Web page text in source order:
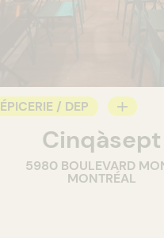
ÉPICERIE / DEP
COMPTOIR
CAVISTE
Cinqàsept
5980 BOULEVARD
MONTRÉAL